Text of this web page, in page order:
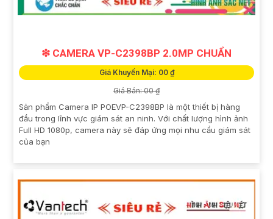
❇ CAMERA VP-C2398BP 2.0MP CHUẨN
Giá Khuyến Mại: 00 ₫
Giá Bán: 00 ₫
Sản phẩm Camera IP POEVP-C2398BP là một thiết bị hàng
đầu trong lĩnh vực giám sát an ninh. Với chất lượng hình ảnh
Full HD 1080p, camera này sẽ đáp ứng mọi nhu cầu giám sát
của bạn